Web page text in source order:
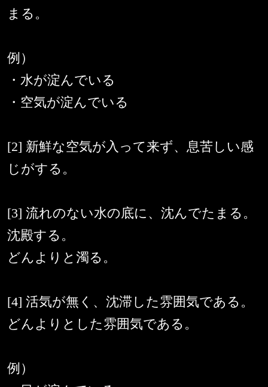
まる。
例）
・水が淀んでいる
・空気が淀んでいる
[2] 新鮮な空気が入って来ず、息苦しい感
じがする。
[3] 流れのない水の底に、沈んでたまる。
沈殿する。
どんよりと濁る。
[4] 活気が無く、沈滞した雰囲気である。
どんよりとした雰囲気である。
例）